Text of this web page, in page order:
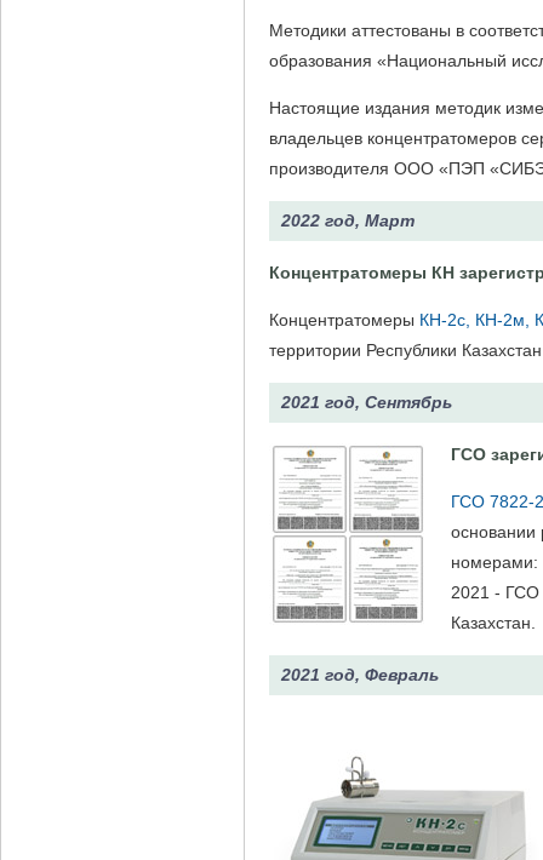
Методики аттестованы в
образования «Национальный
Настоящие издания методик
владельцев концентратомеров
производителя ООО «ПЭП
2022 год, Март
Концентратомеры КН
Концентратомеры КН-2с, КН-2м,
территории Республики
2021 год, Сентябрь
ГСО
ГСО 7822-
основании
2021 - ГСО
Казахстан.
2021 год, Февраль